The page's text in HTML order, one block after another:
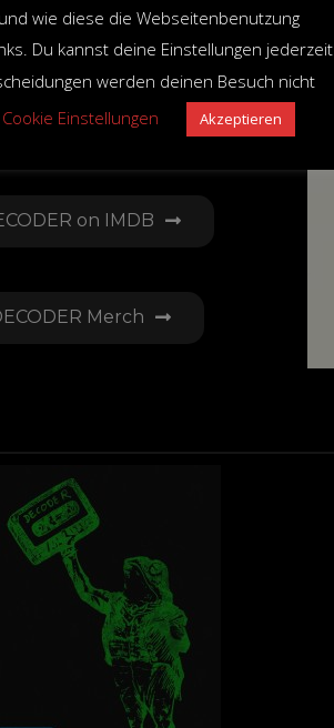
Soundtrack CD
on IMDB
Merch
wie diese die Webseitenbenutzung
Du kannst deine Einstellungen jederzeit
werden deinen Besuch nicht
Cookie Einstellungen Akzeptieren